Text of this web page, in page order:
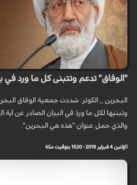
"الوفاق" تدعم وتتبنى كل ما ورد في
البحرين _ الكوثر: شددت جمعية الوفاق
وتبنيها لكل ما وردَ في البيان الصادر عن
والذي حمل عنوان "هذه هي البحرين".
الإثنين 4 فبراير 2019 - 15:20 بتوقيت مكة